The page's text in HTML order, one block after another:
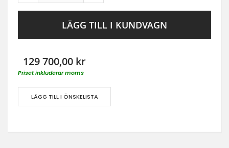
LÄGG TILL I KUNDVAGN
129 700,00 kr
Priset inkluderar moms
LÄGG TILL I ÖNSKELISTA